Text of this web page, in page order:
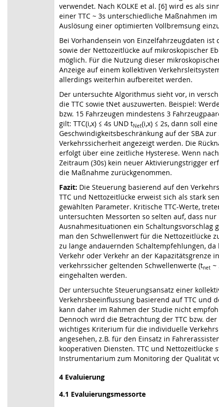
verwendet. Nach KOLKE et al. [6] wird es als
einer TTC ~ 3s unterschiedliche Maßnahmen
Auslösung einer optimierten Vollbremsung
Bei Vorhandensein von Einzelfahrzeugdaten ist
sowie der Nettozeitlücke auf mikroskopischer
möglich. Für die Nutzung dieser
Anzeige auf einem kollektiven
allerdings weiterhin aufbereitet werden.
Der untersuchte Algorithmus sieht vor, in
die TTC sowie tNet auszuwerten. Beispiel:
bzw. 15 Fahrzeugen mindestens 3
gilt: TTC(i,x) ≤ 4s UND tNet(i,x) ≤ 2s, dann soll
Geschwindigkeitsbeschränkung auf der SBA
Verkehrssicherheit angezeigt werden. Die
erfolgt über eine zeitliche Hysterese. Wenn
Zeitraum (30s) kein neuer Aktivierungstrigger
die Maßnahme zurückgenommen.
Fazit: Die Steuerung basierend auf den
TTC und Nettozeitlücke erweist sich als stark
gewählten Parameter. Kritische TTC-Werte,
untersuchten Messorten so selten auf, dass nur
Ausnahmesituationen ein Schaltungsvorschlag
man den Schwellenwert für die Nettozeitlücke
zu lange andauernden Schaltempfehlungen,
Verkehr oder Verkehr an der Kapazitätsgrenze
verkehrssicher geltenden Schwellenwerte (tnet ~
eingehalten werden.
Der untersuchte Steuerungsansatz einer
Verkehrsbeeinflussung basierend auf TTC und
kann daher im Rahmen der Studie nicht
Dennoch wird die Betrachtung der TTC bzw.
wichtiges Kriterium für die individuelle
angesehen, z.B. für den Einsatz in
kooperativen Diensten. TTC und Nettozeitlücke
Instrumentarium zum Monitoring der Qualität
4 Evaluierung
4.1 Evaluierungsmessorte